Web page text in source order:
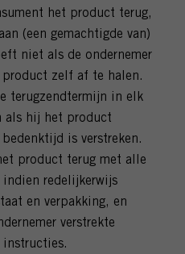
het product terug,
(een gemachtigde van)
niet als de ondernemer
zelf af te halen.
terugzendtermijn in elk
als hij het product
is verstreken.
product terug met alle
indien redelijkerwijs
en verpakking, en
verstrekte